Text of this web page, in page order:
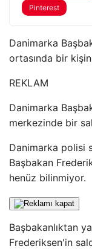
Pinterest
Danimarka
ortasında bir
REKLAM
Danimarka
merkezinde bir
Danimarka polisi
Başbakan
henüz bilinmiyor.
Başbakanlıktan
Frederiksen'in